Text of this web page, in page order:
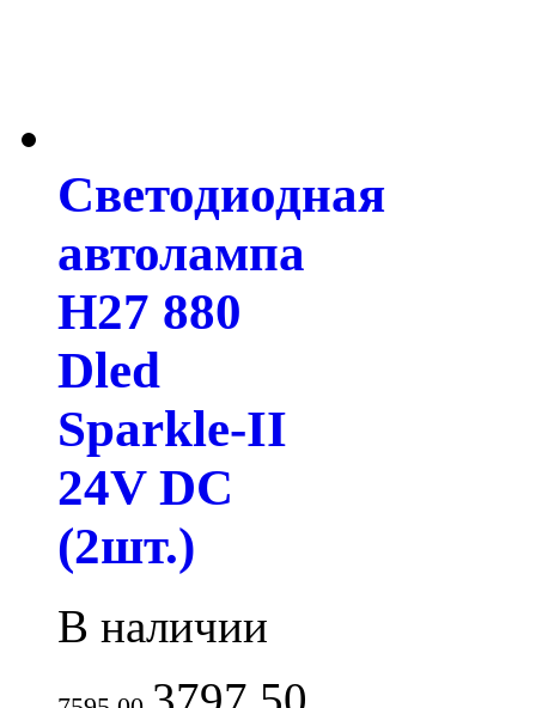
Светодиодная
автолампа
H27 880
Dled
Sparkle-II
24V DC
(2шт.)
В наличии